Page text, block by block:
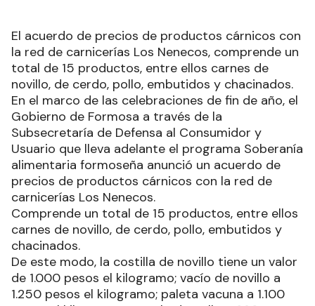
El acuerdo de precios de productos cárnicos con
la red de carnicerías Los Nenecos, comprende un
total de 15 productos, entre ellos carnes de
novillo, de cerdo, pollo, embutidos y chacinados.
En el marco de las celebraciones de fin de año, el
Gobierno de Formosa a través de la
Subsecretaría de Defensa al Consumidor y
Usuario que lleva adelante el programa Soberanía
alimentaria formoseña anunció un acuerdo de
precios de productos cárnicos con la red de
carnicerías Los Nenecos.
Comprende un total de 15 productos, entre ellos
carnes de novillo, de cerdo, pollo, embutidos y
chacinados.
De este modo, la costilla de novillo tiene un valor
de 1.000 pesos el kilogramo; vacío de novillo a
1.250 pesos el kilogramo; paleta vacuna a 1.100